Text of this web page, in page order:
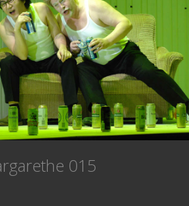
015